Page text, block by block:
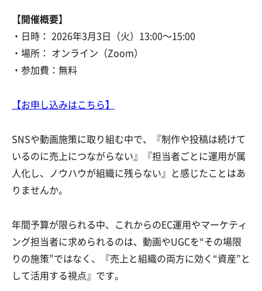
【開催概要】
・日時： 2026年3月3日（火）13:00〜15:00
・場所： オンライン（Zoom）
・参加費：無料
【お申し込みはこちら 】
SNSや動画施策に取り組む中で、『制作や投稿は続けて
いるのに売上につながらない』『担当者ごとに運用が属
人化し、ノウハウが組織に残らない』と感じたことはあ
りませんか。
年間予算が限られる中、これからのEC運用やマーケティ
ング担当者に求められるのは、動画やUGCを“その場限
りの施策”ではなく、『売上と組織の両方に効く“資産”と
して活用する視点』です。